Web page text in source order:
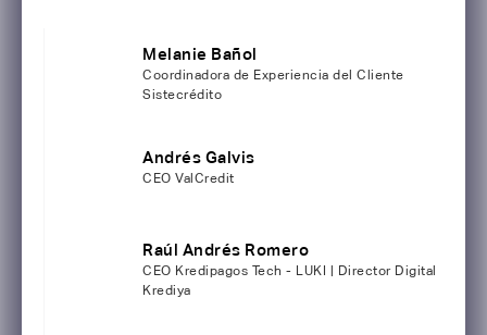
Melanie Bañol
Coordinadora de Experiencia del Cliente
Sistecrédito
Andrés Galvis
CEO ValCredit
Raúl Andrés Romero
CEO Kredipagos Tech - LUKI | Director Digital
Krediya